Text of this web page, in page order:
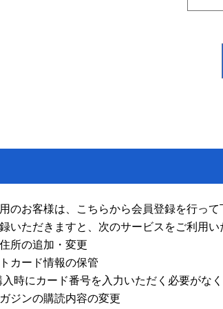
のお客様は、こちらから会員登録を行って
いただきますと、次のサービスをご利用い
所の追加・変更
カード情報の保管
時にカード番号を入力いただく必要がな
ジンの購読内容の変更